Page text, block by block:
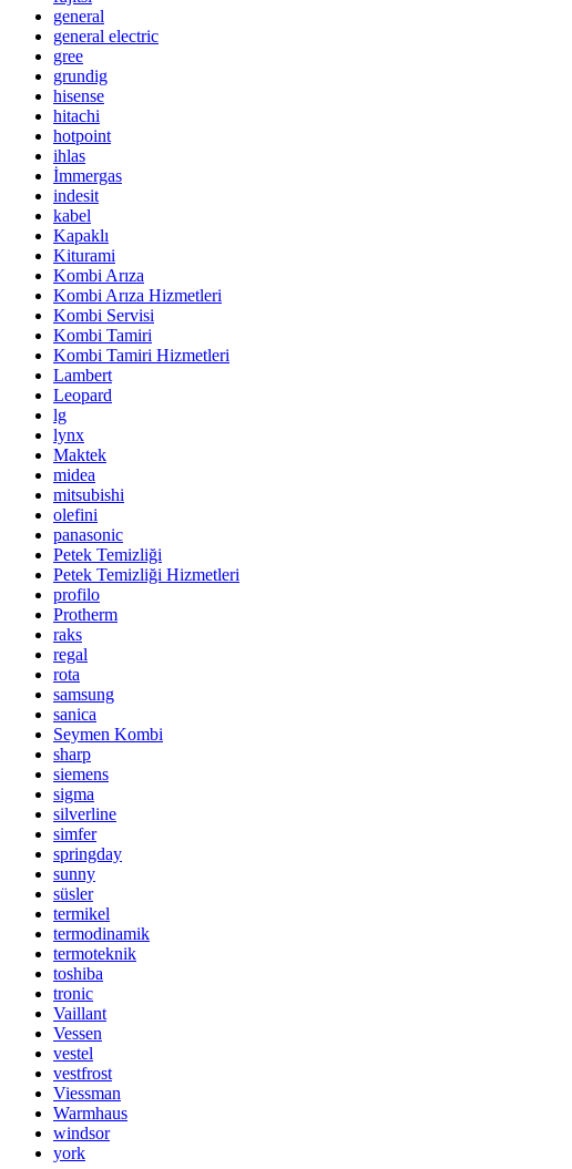
general
general electric
gree
grundig
hisense
hitachi
hotpoint
ihlas
İmmergas
indesit
kabel
Kapaklı
Kiturami
Kombi Arıza
Kombi Arıza Hizmetleri
Kombi Servisi
Kombi Tamiri
Kombi Tamiri Hizmetleri
Lambert
Leopard
lg
lynx
Maktek
midea
mitsubishi
olefini
panasonic
Petek Temizliği
Petek Temizliği Hizmetleri
profilo
Protherm
raks
regal
rota
samsung
sanica
Seymen Kombi
sharp
siemens
sigma
silverline
simfer
springday
sunny
süsler
termikel
termodinamik
termoteknik
toshiba
tronic
Vaillant
Vessen
vestel
vestfrost
Viessman
Warmhaus
windsor
york